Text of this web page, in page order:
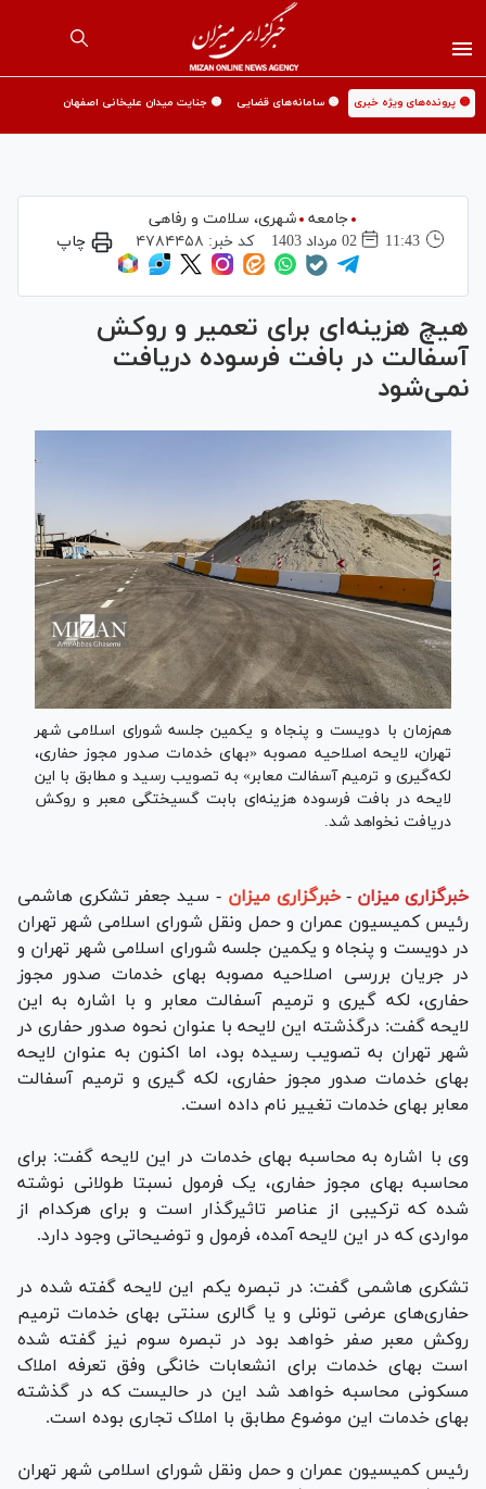
🟡 پرونده‌های ویژه خبری 🟡 سامانه‌های قضایی 🟡 جنایت میدان علیخانی اصفهان
جامعه
شهری،‌ سلامت و رفاهی
11:43
02 مرداد 1403 کد خبر: ۴۷۸۴۴۵۸ چاپ
هیچ هزینه‌ای برای تعمیر و روکش
آسفالت در بافت فرسوده دریافت
نمی‌شود
هم‌زمان با دویست و پنجاه و یکمین جلسه شورای اسلامی شهر
تهران، لایحه اصلاحیه مصوبه «بهای خدمات صدور مجوز حفاری،
لکه‌گیری و ترمیم آسفالت معابر» به تصویب رسید و مطابق با این
لایحه در بافت فرسوده هزینه‌ای بابت گسیختگی معبر و روکش
دریافت نخواهد شد.
خبرگزاری میزان - خبرگزاری میزان - سید جعفر تشکری هاشمی
رئیس کمیسیون عمران و حمل ونقل شورای اسلامی شهر تهران
در دویست و پنجاه و یکمین جلسه شورای اسلامی شهر تهران و
در جریان بررسی اصلاحیه مصوبه بهای خدمات صدور مجوز
حفاری، لکه گیری و ترمیم آسفالت معابر و با اشاره به این
لایحه گفت: درگذشته این لایحه با عنوان نحوه صدور حفاری در
شهر تهران به تصویب رسیده بود، اما اکنون به عنوان لایحه
بهای خدمات صدور مجوز حفاری، لکه گیری و ترمیم آسفالت
معابر بهای خدمات تغییر نام داده است.
وی با اشاره به محاسبه بهای خدمات در این لایحه گفت: برای
محاسبه بهای مجوز حفاری، یک فرمول نسبتا طولانی نوشته
شده که ترکیبی از عناصر تاثیرگذار است و برای هرکدام از
مواردی که در این لایحه آمده، فرمول و توضیحاتی وجود دارد.
تشکری هاشمی گفت: در تبصره یکم این لایحه گفته شده در
حفاری‌های عرضی تونلی و یا گالری سنتی بهای خدمات ترمیم
روکش معبر صفر خواهد بود در تبصره سوم نیز گفته شده
است بهای خدمات برای انشعابات خانگی وفق تعرفه املاک
مسکونی محاسبه خواهد شد این در حالیست که در گذشته
بهای خدمات این موضوع مطابق با املاک تجاری بوده است.
رئیس کمیسیون عمران و حمل ونقل شورای اسلامی شهر تهران